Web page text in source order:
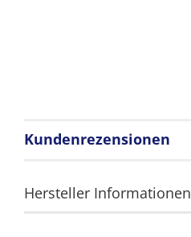
Kundenrezensionen
Hersteller Informationen